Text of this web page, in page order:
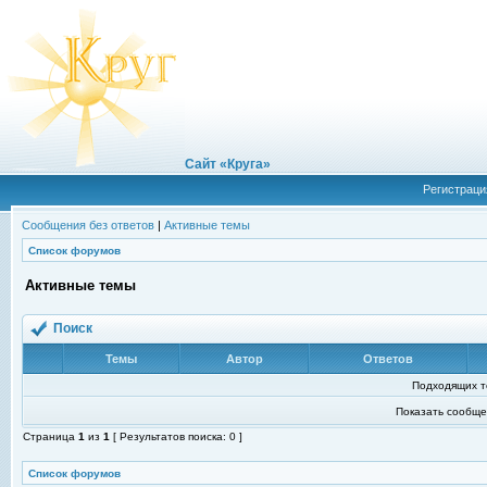
Сайт «Круга»
Сообщения без ответов | Активные темы
Список форумов
Активные темы
Поиск
Темы Автор Ответов
Подходящих
Показать
Страница 1 из 1 [ Результатов поиска: 0 ]
Список форумов